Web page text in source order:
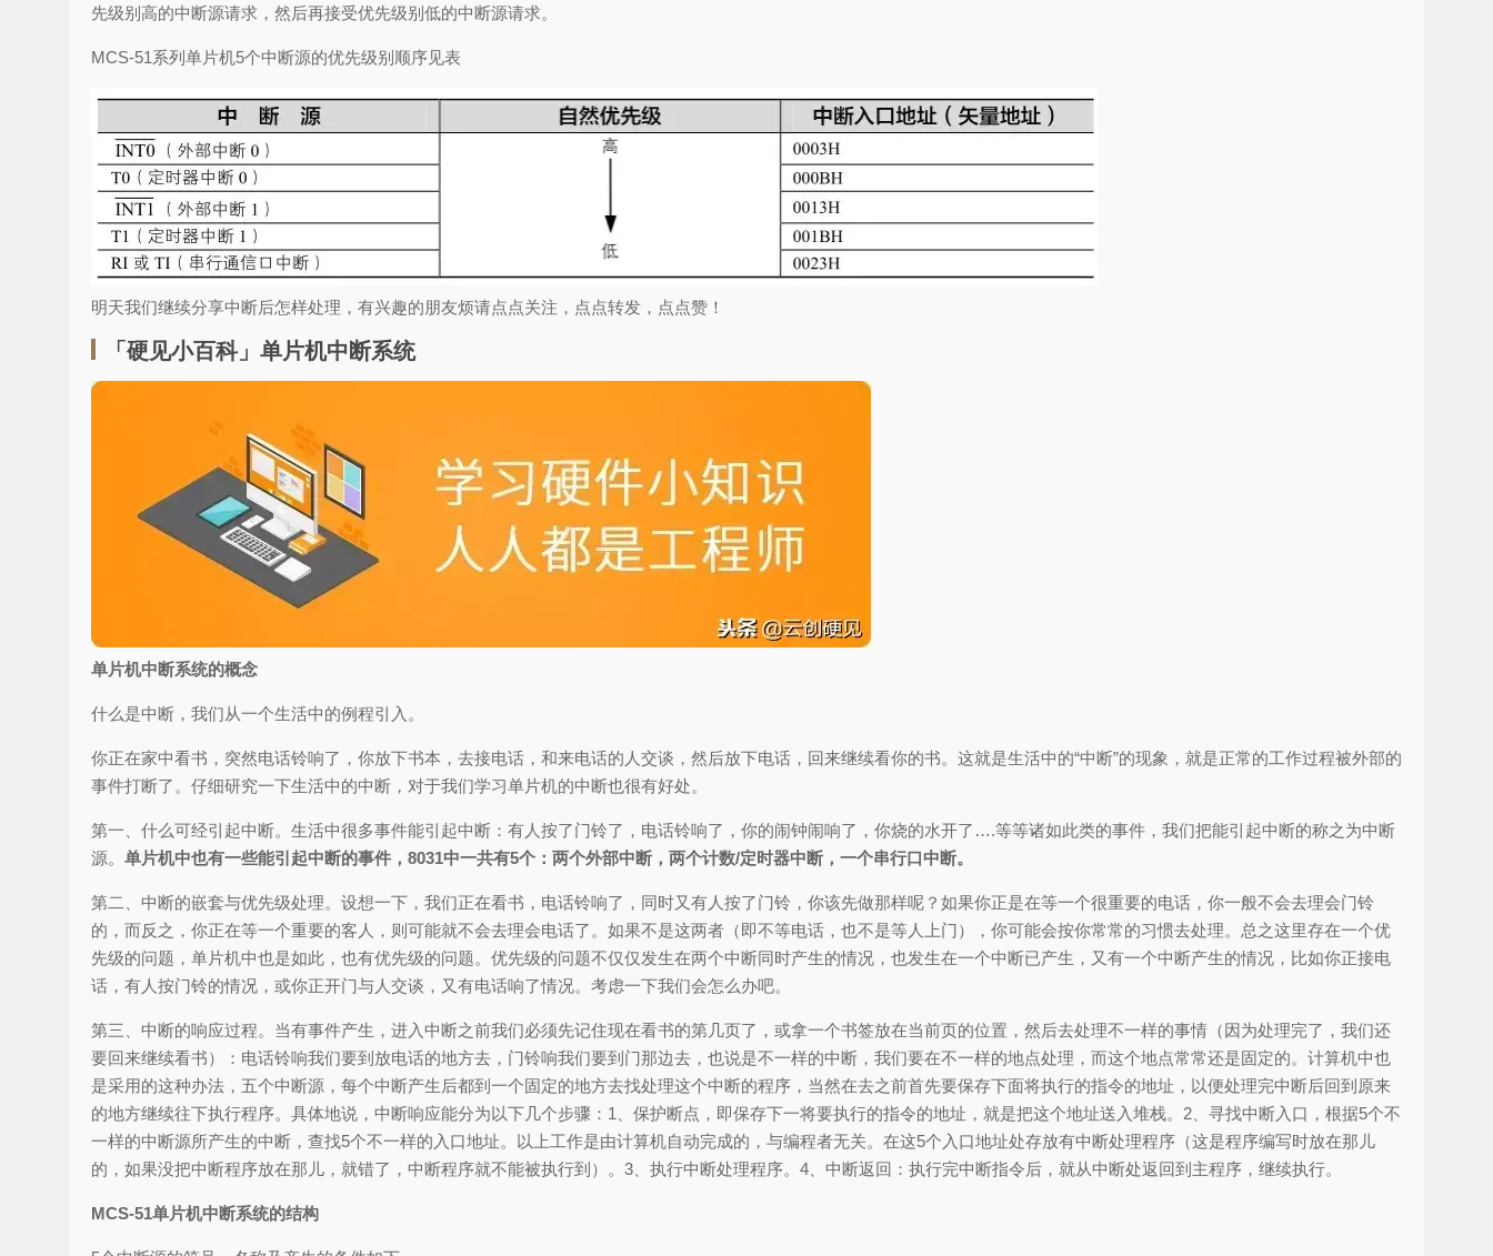
先级别高的中断源请求，然后再接受优先级别低的中断源请求。
MCS-51系列单片机5个中断源的优先级别顺序见表
明天我们继续分享中断后怎样处理，有兴趣的朋友烦请点点关注，点点转发，点点赞！
「硬见小百科」单片机中断系统
单片机中断系统的概念
什么是中断，我们从一个生活中的例程引入。
你正在家中看书，突然电话铃响了，你放下书本，去接电话，和来电话的人交谈，然后放下电话，回来继续看你的书。这就是生活中的“中断”的现象，就是正常的工作过程被外部的
事件打断了。仔细研究一下生活中的中断，对于我们学习单片机的中断也很有好处。
第一、什么可经引起中断。生活中很多事件能引起中断：有人按了门铃了，电话铃响了，你的闹钟闹响了，你烧的水开了….等等诸如此类的事件，我们把能引起中断的称之为中断
源。 单片机中也有一些能引起中断的事件，8031中一共有5个：两个外部中断，两个计数/定时器中断，一个串行口中断。
第二、中断的嵌套与优先级处理。设想一下，我们正在看书，电话铃响了，同时又有人按了门铃，你该先做那样呢？如果你正是在等一个很重要的电话，你一般不会去理会门铃
的，而反之，你正在等一个重要的客人，则可能就不会去理会电话了。如果不是这两者（即不等电话，也不是等人上门），你可能会按你常常的习惯去处理。总之这里存在一个优
先级的问题，单片机中也是如此，也有优先级的问题。优先级的问题不仅仅发生在两个中断同时产生的情况，也发生在一个中断已产生，又有一个中断产生的情况，比如你正接电
话，有人按门铃的情况，或你正开门与人交谈，又有电话响了情况。考虑一下我们会怎么办吧。
第三、中断的响应过程。当有事件产生，进入中断之前我们必须先记住现在看书的第几页了，或拿一个书签放在当前页的位置，然后去处理不一样的事情（因为处理完了，我们还
要回来继续看书）：电话铃响我们要到放电话的地方去，门铃响我们要到门那边去，也说是不一样的中断，我们要在不一样的地点处理，而这个地点常常还是固定的。计算机中也
是采用的这种办法，五个中断源，每个中断产生后都到一个固定的地方去找处理这个中断的程序，当然在去之前首先要保存下面将执行的指令的地址，以便处理完中断后回到原来
的地方继续往下执行程序。具体地说，中断响应能分为以下几个步骤：1、保护断点，即保存下一将要执行的指令的地址，就是把这个地址送入堆栈。2、寻找中断入口，根据5个不
一样的中断源所产生的中断，查找5个不一样的入口地址。以上工作是由计算机自动完成的，与编程者无关。在这5个入口地址处存放有中断处理程序（这是程序编写时放在那儿
的，如果没把中断程序放在那儿，就错了，中断程序就不能被执行到）。3、执行中断处理程序。4、中断返回：执行完中断指令后，就从中断处返回到主程序，继续执行。
MCS-51单片机中断系统的结构